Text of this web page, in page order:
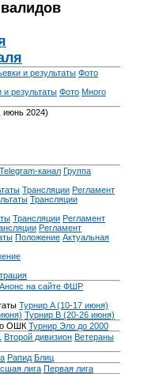
и результаты Фото
результаты Фото Много
июнь 2024)
Telegram-канал Группа
Трансляции Регламент
Трансляции
Трансляции Регламент
Регламент
Положение Актуальная
Анонс на сайте ФШР
Турнир A (10-17 июня)
Турнир B (20-26 июня)
ОШК Турнир Эло до 2000
Второй дивизион Ветераны
Рапид Блиц
лига Первая лига